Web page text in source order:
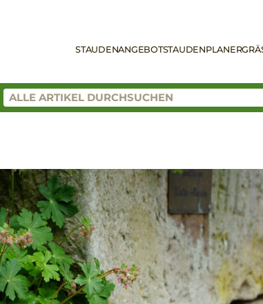
STAUDENANGEBOTSTAUDENPLANER